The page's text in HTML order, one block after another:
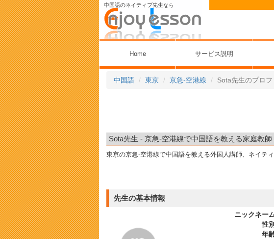
中国語のネイティブ先生なら
Home サービス説明
中国語 東京 京急-空港線 Sota先生のプロ
Sota先生 - 京急-空港線で中国語を教える家庭教師
東京の京急-空港線で中国語を教える外国人講師、ネイテ
先生の基本情報
ニックネー
性
年